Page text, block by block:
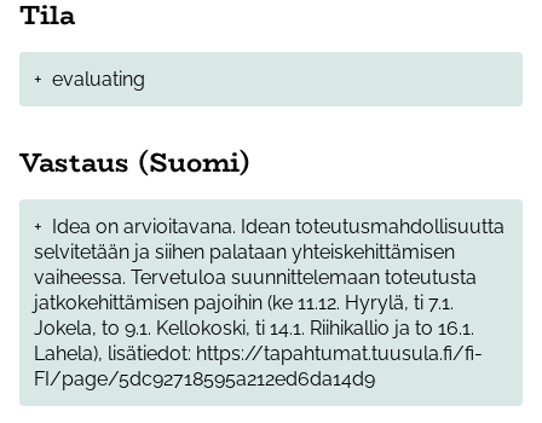
Tila
+ evaluating
Vastaus (Suomi)
+
Idea on arvioitavana. Idean toteutusmahdollisuutta
selvitetään ja siihen palataan yhteiskehittämisen
vaiheessa. Tervetuloa suunnittelemaan toteutusta
jatkokehittämisen pajoihin (ke 11.12. Hyrylä, ti 7.1.
Jokela, to 9.1. Kellokoski, ti 14.1. Riihikallio ja to 16.1.
Lahela), lisätiedot: https://tapahtumat.tuusula.fi/fi-
FI/page/5dc92718595a212ed6da14d9